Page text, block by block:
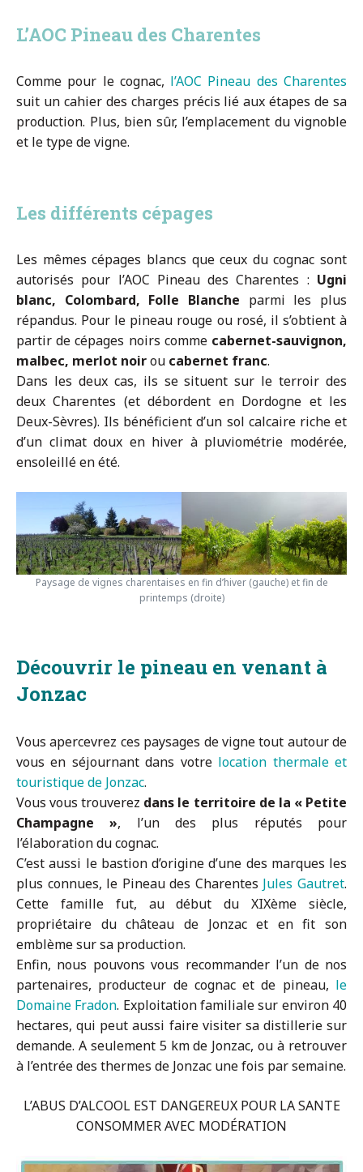
L’AOC Pineau des Charentes
Comme pour le cognac, l’AOC Pineau des Charentes
suit un cahier des charges précis lié aux étapes de sa
production. Plus, bien sûr, l’emplacement du vignoble
et le type de vigne.
Les différents cépages
Les mêmes cépages blancs que ceux du cognac sont
autorisés pour l’AOC Pineau des Charentes : Ugni
blanc, Colombard, Folle Blanche parmi les plus
répandus. Pour le pineau rouge ou rosé, il s’obtient à
partir de cépages noirs comme cabernet-sauvignon,
malbec, merlot noirou cabernet franc.
Dans les deux cas, ils se situent sur le terroir des
deux Charentes (et débordent en Dordogne et les
Deux-Sèvres). Ils bénéficient d’un sol calcaire riche et
d’un climat doux en hiver à pluviométrie modérée,
ensoleillé en été.
Paysage de vignes charentaises en fin d’hiver (gauche) et fin de
printemps (droite)
Découvrir le pineau en venant à
Jonzac
Vous apercevrez ces paysages de vigne tout autour de
vous en séjournant dans votre location thermale et
touristique de Jonzac.
Vous vous trouverez dans le territoire de la « Petite
Champagne », l’un des plus réputés pour
l’élaboration du cognac.
C’est aussi le bastion d’origine d’une des marques les
plus connues, le Pineau des Charentes Jules Gautret.
Cette famille fut, au début du XIXème siècle,
propriétaire du château de Jonzac et en fit son
emblème sur sa production.
Enfin, nous pouvons vous recommander l’un de nos
partenaires, producteur de cognac et de pineau, le
Domaine Fradon. Exploitation familiale sur environ 40
hectares, qui peut aussi faire visiter sa distillerie sur
demande. A seulement 5 km de Jonzac, ou à retrouver
à l’entrée des thermes de Jonzac une fois par semaine.
L’ABUS D’ALCOOL EST DANGEREUX POUR LA SANTE
CONSOMMER AVEC MODÉRATION